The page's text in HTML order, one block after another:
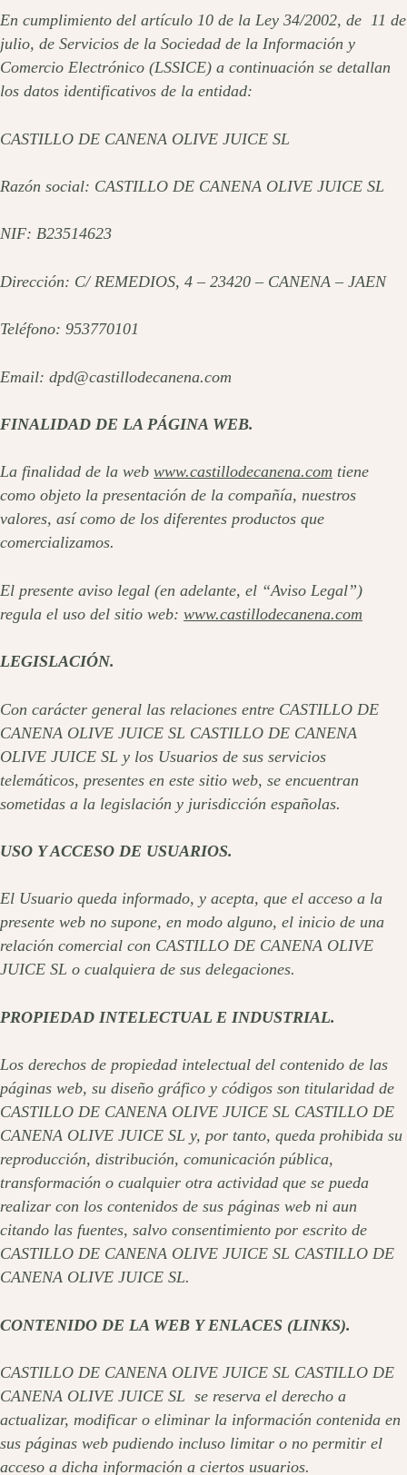
En cumplimiento del artículo 10 de la Ley 34/2002, de 11 de
julio, de Servicios de la Sociedad de la Información y
Comercio Electrónico (LSSICE) a continuación se detallan
los datos identificativos de la entidad:
CASTILLO DE CANENA OLIVE JUICE SL
Razón social: CASTILLO DE CANENA OLIVE JUICE SL
NIF: B23514623
Dirección: C/ REMEDIOS, 4 – 23420 – CANENA – JAEN
Teléfono: 953770101
Email: dpd@castillodecanena.com
FINALIDAD DE LA PÁGINA WEB.
La finalidad de la web www.castillodecanena.com tiene
como objeto la presentación de la compañía, nuestros
valores, así como de los diferentes productos que
comercializamos.
El presente aviso legal (en adelante, el “Aviso Legal”)
regula el uso del sitio web: www.castillodecanena.com
LEGISLACIÓN.
Con carácter general las relaciones entre CASTILLO DE
CANENA OLIVE JUICE SL CASTILLO DE CANENA
OLIVE JUICE SL y los Usuarios de sus servicios
telemáticos, presentes en este sitio web, se encuentran
sometidas a la legislación y jurisdicción españolas.
USO Y ACCESO DE USUARIOS.
El Usuario queda informado, y acepta, que el acceso a la
presente web no supone, en modo alguno, el inicio de una
relación comercial con CASTILLO DE CANENA OLIVE
JUICE SL o cualquiera de sus delegaciones.
PROPIEDAD INTELECTUAL E INDUSTRIAL.
Los derechos de propiedad intelectual del contenido de las
páginas web, su diseño gráfico y códigos son titularidad de
CASTILLO DE CANENA OLIVE JUICE SL CASTILLO DE
CANENA OLIVE JUICE SL y, por tanto, queda prohibida su
reproducción, distribución, comunicación pública,
transformación o cualquier otra actividad que se pueda
realizar con los contenidos de sus páginas web ni aun
citando las fuentes, salvo consentimiento por escrito de
CASTILLO DE CANENA OLIVE JUICE SL CASTILLO DE
CANENA OLIVE JUICE SL.
CONTENIDO DE LA WEB Y ENLACES (LINKS).
CASTILLO DE CANENA OLIVE JUICE SL CASTILLO DE
CANENA OLIVE JUICE SL se reserva el derecho a
actualizar, modificar o eliminar la información contenida en
sus páginas web pudiendo incluso limitar o no permitir el
acceso a dicha información a ciertos usuarios.